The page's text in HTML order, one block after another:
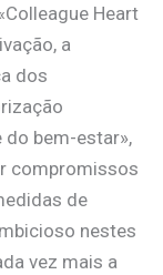
Heart
a
dos
bem-estar»,
compromissos
de
nestes
vez mais a